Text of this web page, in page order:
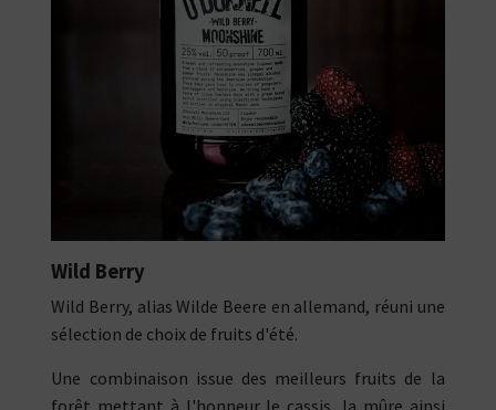
Wild Berry
Wild Berry, alias Wilde Beere en allemand, réuni une
sélection de choix de fruits d'été.
Une combinaison issue des meilleurs fruits de la
forêt mettant à l'honneur le cassis, la mûre ainsi